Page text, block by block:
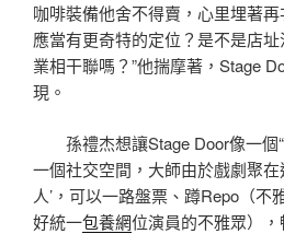
咖啡裝備他舍不得賣，心里埋著
應當有更奇特的定位？是不是店
業相干聯嗎？”他揣摩著，Stage
現。
孫禮杰想讓Stage Door像一個
一個社交空間，大師由於戲劇聚在
人’，可以一路盤票、蹲Repo（不
好統一包養網位演員的不雅眾）